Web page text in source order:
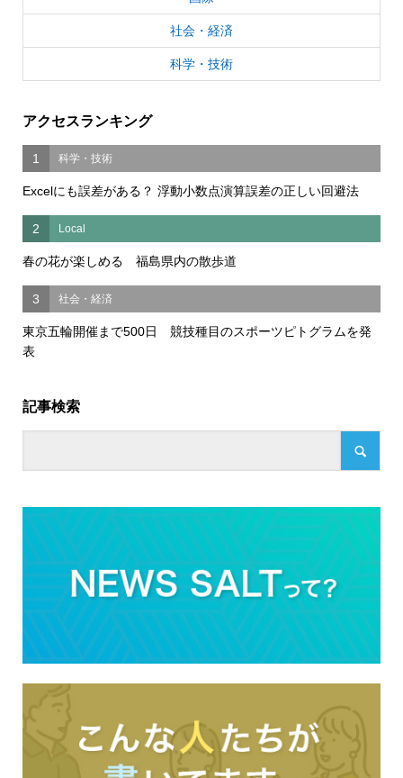
社会・経済
科学・技術
アクセスランキング
1 科学・技術
Excelにも誤差がある？ 浮動小数点演算誤差の正しい回避法
2 Local
春の花が楽しめる 福島県内の散歩道
3 社会・経済
東京五輪開催まで500日 競技種目のスポーツピトグラムを発
表
記事検索